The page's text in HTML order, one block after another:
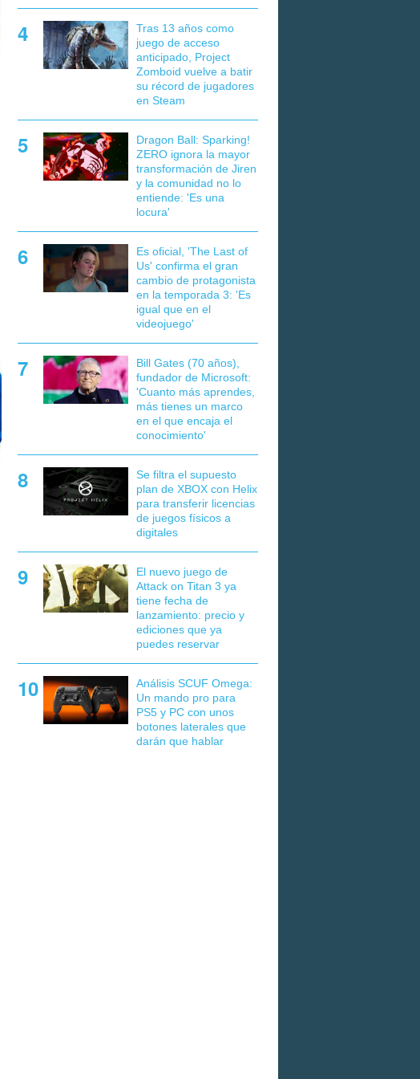
Tras 13 años como
juego de acceso
anticipado, Project
Zomboid vuelve a batir
su récord de jugadores
en Steam
Dragon Ball: Sparking!
ZERO ignora la mayor
transformación de Jiren
y la comunidad no lo
entiende: 'Es una
locura'
Es oficial, 'The Last of
Us' confirma el gran
cambio de protagonista
en la temporada 3: 'Es
igual que en el
videojuego'
Bill Gates (70 años),
fundador de Microsoft:
'Cuanto más aprendes,
más tienes un marco
en el que encaja el
conocimiento'
Se filtra el supuesto
plan de XBOX con Helix
para transferir licencias
de juegos físicos a
digitales
El nuevo juego de
Attack on Titan 3 ya
tiene fecha de
lanzamiento: precio y
ediciones que ya
puedes reservar
Análisis SCUF Omega:
Un mando pro para
PS5 y PC con unos
botones laterales que
darán que hablar